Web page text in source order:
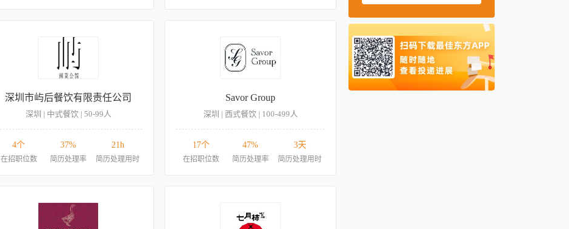
深圳市屿后餐饮有限责任公司
深圳 | 中式餐饮 | 50-99人
4个
在招职位数
37%
简历处理率
21h
简历处理用时
Savor Group
深圳 | 西式餐饮 | 100-499人
17个
在招职位数
47%
简历处理率
3天
简历处理用时
泰国
0066
柬埔寨
00855
00971